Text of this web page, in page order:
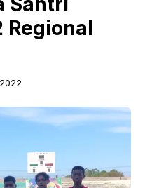
Regional